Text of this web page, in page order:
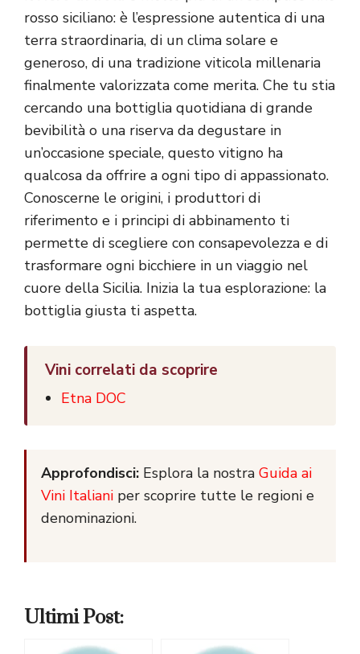
rosso siciliano: è l’espressione autentica di una
terra straordinaria, di un clima solare e
generoso, di una tradizione viticola millenaria
finalmente valorizzata come merita. Che tu stia
cercando una bottiglia quotidiana di grande
bevibilità o una riserva da degustare in
un’occasione speciale, questo vitigno ha
qualcosa da offrire a ogni tipo di appassionato.
Conoscerne le origini, i produttori di
riferimento e i principi di abbinamento ti
permette di scegliere con consapevolezza e di
trasformare ogni bicchiere in un viaggio nel
cuore della Sicilia. Inizia la tua esplorazione: la
bottiglia giusta ti aspetta.
Vini correlati da scoprire
Etna DOC
Approfondisci: Esplora la nostra Guida ai
Vini Italiani per scoprire tutte le regioni e
denominazioni.
Ultimi Post: